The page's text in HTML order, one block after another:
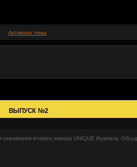
Активные темы
ВЫПУСК №2
второго номера UNIQUE Журнала.